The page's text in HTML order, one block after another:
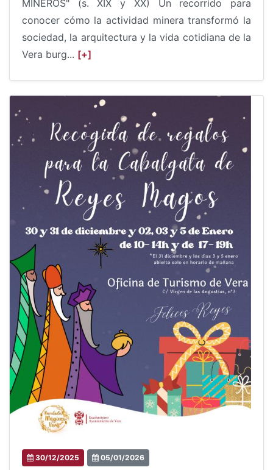
MINEROS" (s. XIX y XX) Un recorrido para
conocer cómo la actividad minera transformó la
sociedad, la arquitectura y la vida cotidiana de la
Vera burg... [+]
30/12/2025 05/01/2026